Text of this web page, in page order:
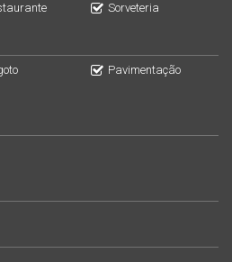
distribuídos;
dos espaços;
Sorveteria
Pavimentação